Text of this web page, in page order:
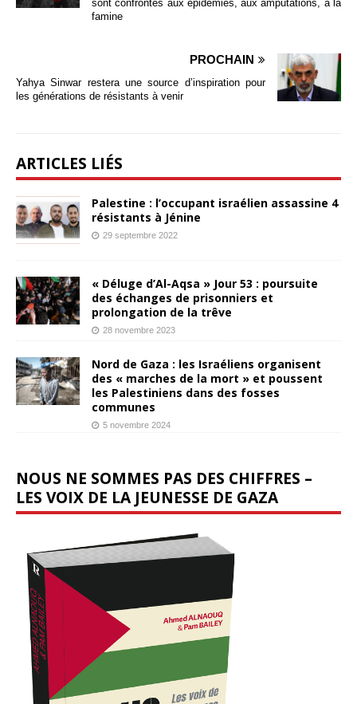
sont confrontés aux épidémies, aux amputations, à la
famine
PROCHAIN
Yahya Sinwar restera une source d’inspiration pour
les générations de résistants à venir
ARTICLES LIÉS
Palestine : l’occupant israélien assassine 4
résistants à Jénine
29 septembre 2022
« Déluge d’Al-Aqsa » Jour 53 : poursuite
des échanges de prisonniers et
prolongation de la trêve
28 novembre 2023
Nord de Gaza : les Israéliens organisent
des « marches de la mort » et poussent
les Palestiniens dans des fosses
communes
5 novembre 2024
NOUS NE SOMMES PAS DES CHIFFRES –
LES VOIX DE LA JEUNESSE DE GAZA